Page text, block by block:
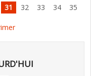
31 32 33 34
35